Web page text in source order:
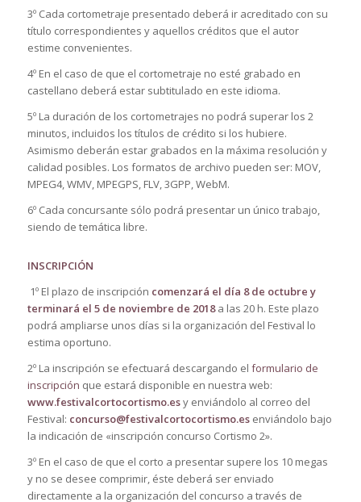
3º Cada cortometraje presentado deberá ir acreditado con su
título correspondientes y aquellos créditos que el autor
estime convenientes.
4º En el caso de que el cortometraje no esté grabado en
castellano deberá estar subtitulado en este idioma.
5º La duración de los cortometrajes no podrá superar los 2
minutos, incluidos los títulos de crédito si los hubiere.
Asimismo deberán estar grabados en la máxima resolución y
calidad posibles. Los formatos de archivo pueden ser: MOV,
MPEG4, WMV, MPEGPS, FLV, 3GPP, WebM.
6º Cada concursante sólo podrá presentar un único trabajo,
siendo de temática libre.
INSCRIPCIÓN
1º El plazo de inscripción comenzará el día 8 de octubre y
terminará el 5 de noviembre de 2018a las 20 h. Este plazo
podrá ampliarse unos días si la organización del Festival lo
estima oportuno.
2º La inscripción se efectuará descargando el formulario de
inscripción que estará disponible en nuestra web:
www.festivalcortocortismo.esy enviándolo al correo del
Festival: concurso@festivalcortocortismo.esenviándolo bajo
la indicación de «inscripción concurso Cortismo 2».
3º En el caso de que el corto a presentar supere los 10 megas
y no se desee comprimir, éste deberá ser enviado
directamente a la organización del concurso a través de